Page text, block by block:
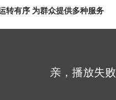
转有序 为群众提供多种服务
亲，播放失败